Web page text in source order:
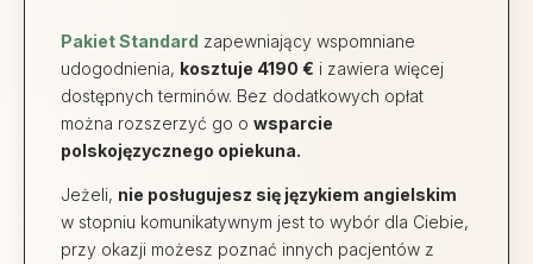
Pakiet Standard zapewniający wspomniane
udogodnienia, kosztuje 4190 € i zawiera więcej
dostępnych terminów. Bez dodatkowych opłat
można rozszerzyć go o wsparcie
polskojęzycznego opiekuna.
Jeżeli, nie posługujesz się językiem angielskim
w stopniu komunikatywnym jest to wybór dla Ciebie,
przy okazji możesz poznać innych pacjentów z